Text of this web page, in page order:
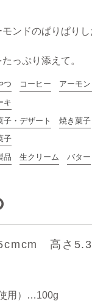
ンドのぱりぱり
っぷり添えて。
つ コーヒー
アーモン
キ
子・デザート 焼き菓子
子
品 生クリーム バター
高さ
用）…100g